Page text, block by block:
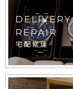
DELIVERY
REPAIR
宅配修理